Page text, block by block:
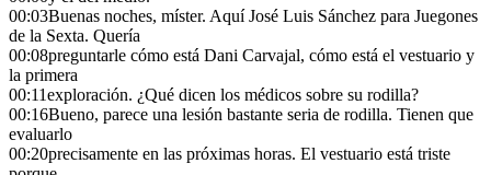
00:03Buenas noches, míster. Aquí José Luis Sánchez para Juegones
de la Sexta. Quería
00:08preguntarle cómo está Dani Carvajal, cómo está el vestuario y
la primera
00:11exploración. ¿Qué dicen los médicos sobre su rodilla?
00:16Bueno, parece una lesión bastante seria de rodilla. Tienen que
evaluarlo
00:20precisamente en las próximas horas. El vestuario está triste